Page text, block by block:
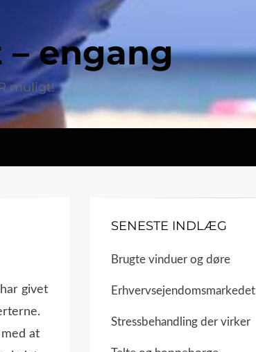
– engang
muligt!
givet
at
SENESTE INDLÆG
Brugte vinduer og døre
Erhvervsejendomsmarkedet
Stressbehandling der virker